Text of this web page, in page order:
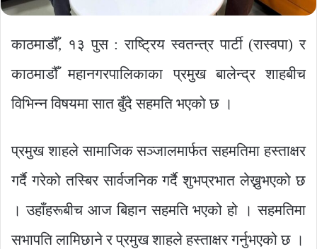
काठमाडौँ, १३ पुस : राष्ट्रिय स्वतन्त्र पार्टी (रास्वपा) र
काठमाडौँ महानगरपालिकाका प्रमुख बालेन्द्र शाहबीच
विभिन्न विषयमा सात बुँदे सहमति भएको छ ।
प्रमुख शाहले सामाजिक सञ्जालमार्फत सहमतिमा हस्ताक्षर
गर्दै गरेको तस्बिर सार्वजनिक गर्दै शुभप्रभात लेख्नुभएको छ
। उहाँहरूबीच आज बिहान सहमति भएको हो । सहमतिमा
सभापति लामिछाने र प्रमुख शाहले हस्ताक्षर गर्नुभएको छ ।